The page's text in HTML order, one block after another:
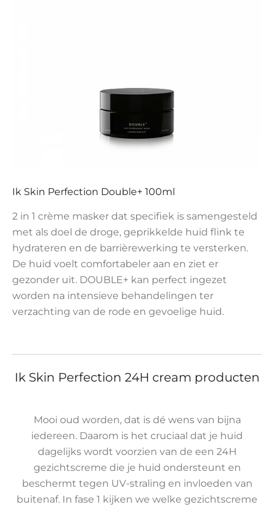
Ik Skin Perfection Double+ 100ml
2 in 1 crème masker dat specifiek is samengesteld
met als doel de droge, geprikkelde huid flink te
hydrateren en de barrièrewerking te versterken.
De huid voelt comfortabeler aan en ziet er
gezonder uit. DOUBLE+ kan perfect ingezet
worden na intensieve behandelingen ter
verzachting van de rode en gevoelige huid.
Ik Skin Perfection 24H cream producten
Mooi oud worden, dat is dé wens van bijna
iedereen. Daarom is het cruciaal dat je huid
dagelijks wordt voorzien van de een 24H
gezichtscreme die je huid ondersteunt en
beschermt tegen UV-straling en invloeden van
buitenaf. In fase 1 kijken we welke gezichtscreme